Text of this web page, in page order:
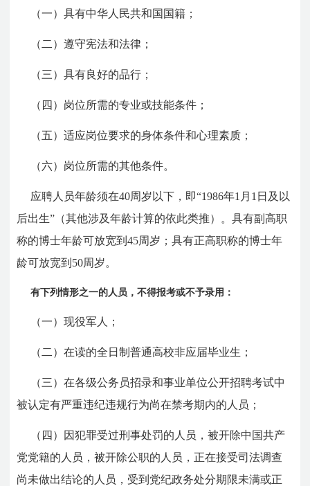
（一）具有中华人民共和国国籍；
（二）遵守宪法和法律；
（三）具有良好的品行；
（四）岗位所需的专业或技能条件；
（五）适应岗位要求的身体条件和心理素质；
（六）岗位所需的其他条件。
应聘人员年龄须在40周岁以下，即“1986年1月1日及以
后出生”（其他涉及年龄计算的依此类推）。具有副高职
称的博士年龄可放宽到45周岁；具有正高职称的博士年
龄可放宽到50周岁。
有下列情形之一的人员，不得报考或不予录用：
（一）现役军人；
（二）在读的全日制普通高校非应届毕业生；
（三）在各级公务员招录和事业单位公开招聘考试中
被认定有严重违纪违规行为尚在禁考期内的人员；
（四）因犯罪受过刑事处罚的人员，被开除中国共产
党党籍的人员，被开除公职的人员，正在接受司法调查
尚未做出结论的人员，受到党纪政务处分期限未满或正